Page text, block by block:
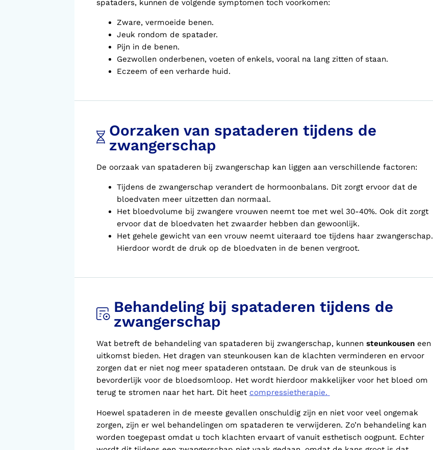
spataders, kunnen de volgende symptomen toch voorkomen:
Zware, vermoeide benen.
Jeuk rondom de spatader.
Pijn in de benen.
Gezwollen onderbenen, voeten of enkels, vooral na lang zitten of staan.
Eczeem of een verharde huid.
Oorzaken van spataderen tijdens de
zwangerschap
De oorzaak van spataderen bij zwangerschap kan liggen aan verschillende factoren:
Tijdens de zwangerschap verandert de hormoonbalans. Dit zorgt ervoor dat de
bloedvaten meer uitzetten dan normaal.
Het bloedvolume bij zwangere vrouwen neemt toe met wel 30-40%. Ook dit zorgt
ervoor dat de bloedvaten het zwaarder hebben dan gewoonlijk.
Het gehele gewicht van een vrouw neemt uiteraard toe tijdens haar zwangerschap.
Hierdoor wordt de druk op de bloedvaten in de benen vergroot.
Behandeling bij spataderen tijdens de
zwangerschap
Wat betreft de behandeling van spataderen bij zwangerschap, kunnen steunkouseneen
uitkomst bieden. Het dragen van steunkousen kan de klachten verminderen en ervoor
zorgen dat er niet nog meer spataderen ontstaan. De druk van de steunkous is
bevorderlijk voor de bloedsomloop. Het wordt hierdoor makkelijker voor het bloed om
terug te stromen naar het hart. Dit heet compressietherapie.
Hoewel spataderen in de meeste gevallen onschuldig zijn en niet voor veel ongemak
zorgen, zijn er wel behandelingen om spataderen te verwijderen. Zo’n behandeling kan
worden toegepast omdat u toch klachten ervaart of vanuit esthetisch oogpunt. Echter